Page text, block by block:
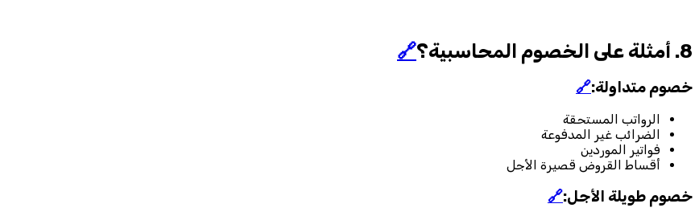
8. أمثلة على الخصوم المحاسبية؟ 🔗
خصوم متداولة:🔗
الرواتب المستحقة
الضرائب غير المدفوعة
فواتير الموردين
أقساط القروض قصيرة الأجل
خصوم طويلة الأجل:🔗